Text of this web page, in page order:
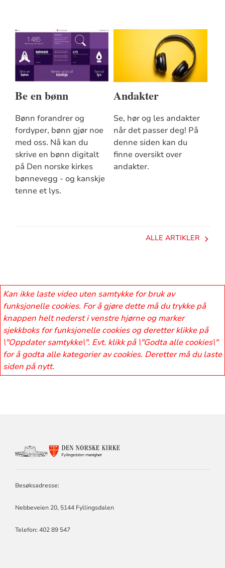
Be en bønn
Bønn forandrer og
fordyper, bønn gjør noe
med oss. Nå kan du
skrive en bønn digitalt
på Den norske kirkes
bønnevegg - og kanskje
tenne et lys.
Andakter
Se, hør og les andakter
når det passer deg! På
denne siden kan du
finne oversikt over
andakter.
ALLE ARTIKLER
Kan ikke laste video uten samtykke for bruk av
funksjonelle cookies. For å gjøre dette må du trykke på
knappen helt nederst i venstre hjørne og marker
sjekkboks for funksjonelle cookies og deretter klikke på
\"Oppdater samtykke\". Evt. klikk på \"Godta alle cookies\"
for å godta alle kategorier av cookies. Deretter må du laste
siden på nytt.
Besøksadresse:
Nebbeveien 20, 5144 Fyllingsdalen
Telefon: 402 89 547